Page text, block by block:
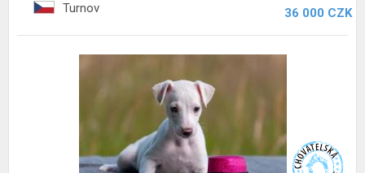
Turnov 36 000 CZK